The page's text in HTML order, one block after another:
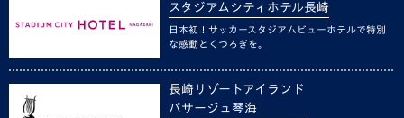
スタジアムシティホテル長崎
日本初！サッカースタジアムビューホテルで特別
な感動とくつろぎを。
長崎リゾートアイランド
パサージュ琴海